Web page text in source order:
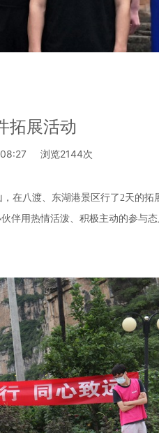
拓展活动
浏览2144次
在八渡、东湖港景区行了2天的拓
伴用热情活泼、积极主动的参与